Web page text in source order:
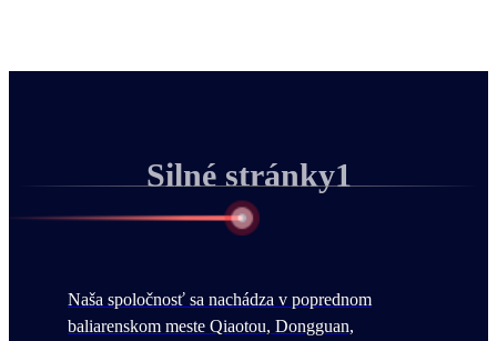
Silné stránky1
Naša spoločnosť sa nachádza v poprednom
baliarenskom meste Qiaotou, Dongguan,